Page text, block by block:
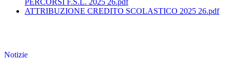
PERCORSI F.S.L. 2025 26.pdf
ATTRIBUZIONE CREDITO SCOLASTICO 2025 26.pdf
Notizie